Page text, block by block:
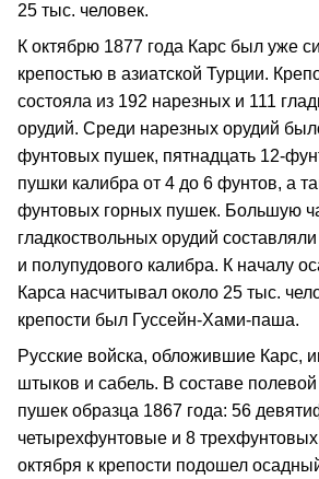
25 тыс. человек.
К октябрю 1877 года Карс был уже
крепостью в азиатской Турции.
состояла из 192 нарезных и 111
орудий. Среди нарезных орудий
фунтовых пушек, пятнадцать 12-
пушки калибра от 4 до 6 фунтов, а
фунтовых горных пушек. Большую
гладкоствольных орудий
и полупудового калибра. К началу
Карса насчитывал около 25 тыс.
крепости был Гуссейн-Хами-паша.
Русские войска, обложившие Карс,
штыков и сабель. В составе
пушек образца 1867 года: 56
четырехфунтовые и 8
октября к крепости подошел